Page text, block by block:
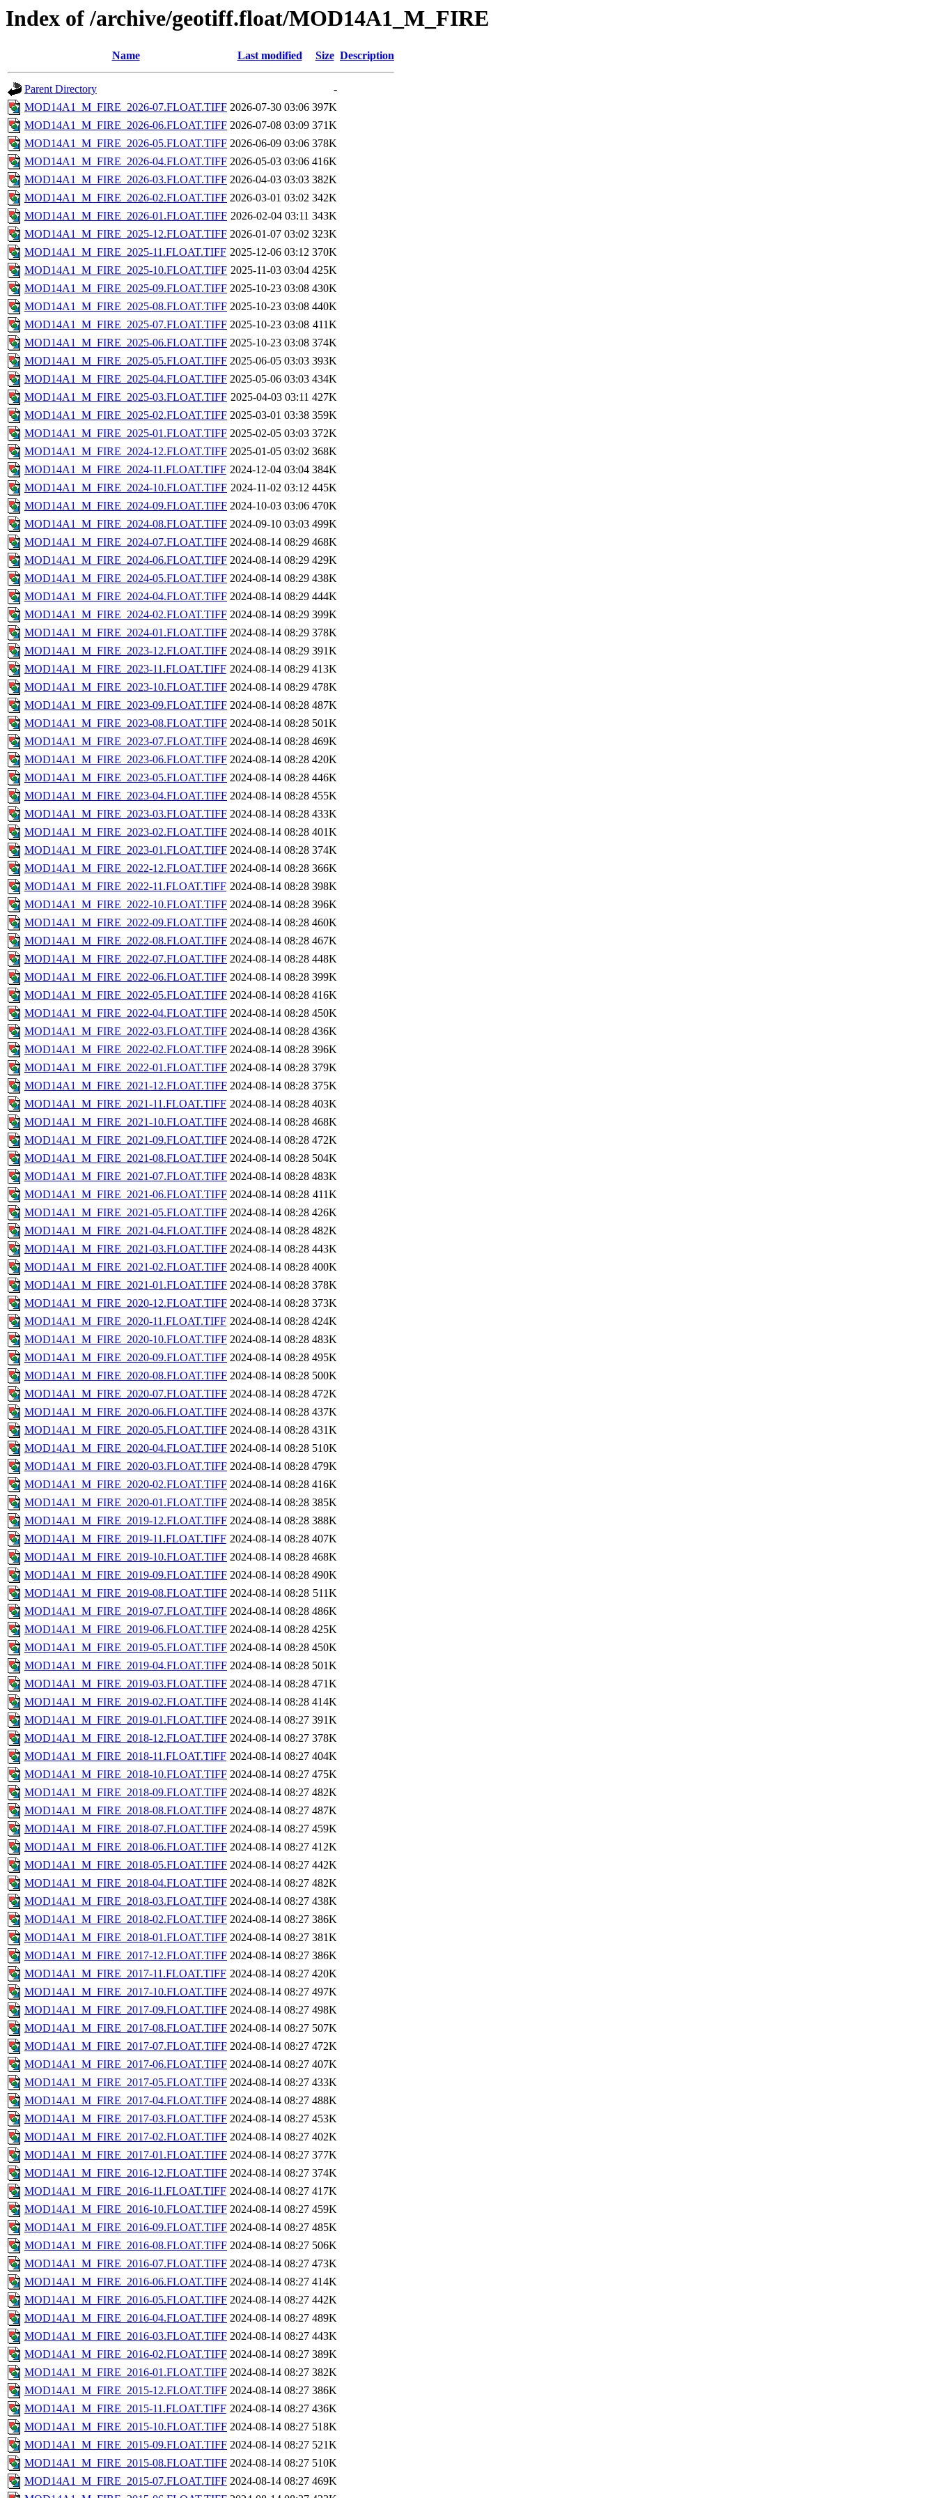
Index of /archive/geotiff.float/MOD14A1_M_FIRE
Name Last modified Size Description
Parent Directory
-
MOD14A1_M_FIRE_2026-07.FLOAT.TIFF 2026-07-30 03:06 397K
MOD14A1_M_FIRE_2026-06.FLOAT.TIFF 2026-07-08 03:09 371K
MOD14A1_M_FIRE_2026-05.FLOAT.TIFF 2026-06-09 03:06 378K
MOD14A1_M_FIRE_2026-04.FLOAT.TIFF 2026-05-03 03:06 416K
MOD14A1_M_FIRE_2026-03.FLOAT.TIFF 2026-04-03 03:03 382K
MOD14A1_M_FIRE_2026-02.FLOAT.TIFF 2026-03-01 03:02 342K
MOD14A1_M_FIRE_2026-01.FLOAT.TIFF 2026-02-04 03:11 343K
MOD14A1_M_FIRE_2025-12.FLOAT.TIFF 2026-01-07 03:02 323K
MOD14A1_M_FIRE_2025-11.FLOAT.TIFF 2025-12-06 03:12 370K
MOD14A1_M_FIRE_2025-10.FLOAT.TIFF 2025-11-03 03:04 425K
MOD14A1_M_FIRE_2025-09.FLOAT.TIFF 2025-10-23 03:08 430K
MOD14A1_M_FIRE_2025-08.FLOAT.TIFF 2025-10-23 03:08 440K
MOD14A1_M_FIRE_2025-07.FLOAT.TIFF 2025-10-23 03:08 411K
MOD14A1_M_FIRE_2025-06.FLOAT.TIFF 2025-10-23 03:08 374K
MOD14A1_M_FIRE_2025-05.FLOAT.TIFF 2025-06-05 03:03 393K
MOD14A1_M_FIRE_2025-04.FLOAT.TIFF 2025-05-06 03:03 434K
MOD14A1_M_FIRE_2025-03.FLOAT.TIFF 2025-04-03 03:11 427K
MOD14A1_M_FIRE_2025-02.FLOAT.TIFF 2025-03-01 03:38 359K
MOD14A1_M_FIRE_2025-01.FLOAT.TIFF 2025-02-05 03:03 372K
MOD14A1_M_FIRE_2024-12.FLOAT.TIFF 2025-01-05 03:02 368K
MOD14A1_M_FIRE_2024-11.FLOAT.TIFF 2024-12-04 03:04 384K
MOD14A1_M_FIRE_2024-10.FLOAT.TIFF 2024-11-02 03:12 445K
MOD14A1_M_FIRE_2024-09.FLOAT.TIFF 2024-10-03 03:06 470K
MOD14A1_M_FIRE_2024-08.FLOAT.TIFF 2024-09-10 03:03 499K
MOD14A1_M_FIRE_2024-07.FLOAT.TIFF 2024-08-14 08:29 468K
MOD14A1_M_FIRE_2024-06.FLOAT.TIFF 2024-08-14 08:29 429K
MOD14A1_M_FIRE_2024-05.FLOAT.TIFF 2024-08-14 08:29 438K
MOD14A1_M_FIRE_2024-04.FLOAT.TIFF 2024-08-14 08:29 444K
MOD14A1_M_FIRE_2024-02.FLOAT.TIFF 2024-08-14 08:29 399K
MOD14A1_M_FIRE_2024-01.FLOAT.TIFF 2024-08-14 08:29 378K
MOD14A1_M_FIRE_2023-12.FLOAT.TIFF 2024-08-14 08:29 391K
MOD14A1_M_FIRE_2023-11.FLOAT.TIFF 2024-08-14 08:29 413K
MOD14A1_M_FIRE_2023-10.FLOAT.TIFF 2024-08-14 08:29 478K
MOD14A1_M_FIRE_2023-09.FLOAT.TIFF 2024-08-14 08:28 487K
MOD14A1_M_FIRE_2023-08.FLOAT.TIFF 2024-08-14 08:28 501K
MOD14A1_M_FIRE_2023-07.FLOAT.TIFF 2024-08-14 08:28 469K
MOD14A1_M_FIRE_2023-06.FLOAT.TIFF 2024-08-14 08:28 420K
MOD14A1_M_FIRE_2023-05.FLOAT.TIFF 2024-08-14 08:28 446K
MOD14A1_M_FIRE_2023-04.FLOAT.TIFF 2024-08-14 08:28 455K
MOD14A1_M_FIRE_2023-03.FLOAT.TIFF 2024-08-14 08:28 433K
MOD14A1_M_FIRE_2023-02.FLOAT.TIFF 2024-08-14 08:28 401K
MOD14A1_M_FIRE_2023-01.FLOAT.TIFF 2024-08-14 08:28 374K
MOD14A1_M_FIRE_2022-12.FLOAT.TIFF 2024-08-14 08:28 366K
MOD14A1_M_FIRE_2022-11.FLOAT.TIFF 2024-08-14 08:28 398K
MOD14A1_M_FIRE_2022-10.FLOAT.TIFF 2024-08-14 08:28 396K
MOD14A1_M_FIRE_2022-09.FLOAT.TIFF 2024-08-14 08:28 460K
MOD14A1_M_FIRE_2022-08.FLOAT.TIFF 2024-08-14 08:28 467K
MOD14A1_M_FIRE_2022-07.FLOAT.TIFF 2024-08-14 08:28 448K
MOD14A1_M_FIRE_2022-06.FLOAT.TIFF 2024-08-14 08:28 399K
MOD14A1_M_FIRE_2022-05.FLOAT.TIFF 2024-08-14 08:28 416K
MOD14A1_M_FIRE_2022-04.FLOAT.TIFF 2024-08-14 08:28 450K
MOD14A1_M_FIRE_2022-03.FLOAT.TIFF 2024-08-14 08:28 436K
MOD14A1_M_FIRE_2022-02.FLOAT.TIFF 2024-08-14 08:28 396K
MOD14A1_M_FIRE_2022-01.FLOAT.TIFF 2024-08-14 08:28 379K
MOD14A1_M_FIRE_2021-12.FLOAT.TIFF 2024-08-14 08:28 375K
MOD14A1_M_FIRE_2021-11.FLOAT.TIFF 2024-08-14 08:28 403K
MOD14A1_M_FIRE_2021-10.FLOAT.TIFF 2024-08-14 08:28 468K
MOD14A1_M_FIRE_2021-09.FLOAT.TIFF 2024-08-14 08:28 472K
MOD14A1_M_FIRE_2021-08.FLOAT.TIFF 2024-08-14 08:28 504K
MOD14A1_M_FIRE_2021-07.FLOAT.TIFF 2024-08-14 08:28 483K
MOD14A1_M_FIRE_2021-06.FLOAT.TIFF 2024-08-14 08:28 411K
MOD14A1_M_FIRE_2021-05.FLOAT.TIFF 2024-08-14 08:28 426K
MOD14A1_M_FIRE_2021-04.FLOAT.TIFF 2024-08-14 08:28 482K
MOD14A1_M_FIRE_2021-03.FLOAT.TIFF 2024-08-14 08:28 443K
MOD14A1_M_FIRE_2021-02.FLOAT.TIFF 2024-08-14 08:28 400K
MOD14A1_M_FIRE_2021-01.FLOAT.TIFF 2024-08-14 08:28 378K
MOD14A1_M_FIRE_2020-12.FLOAT.TIFF 2024-08-14 08:28 373K
MOD14A1_M_FIRE_2020-11.FLOAT.TIFF 2024-08-14 08:28 424K
MOD14A1_M_FIRE_2020-10.FLOAT.TIFF 2024-08-14 08:28 483K
MOD14A1_M_FIRE_2020-09.FLOAT.TIFF 2024-08-14 08:28 495K
MOD14A1_M_FIRE_2020-08.FLOAT.TIFF 2024-08-14 08:28 500K
MOD14A1_M_FIRE_2020-07.FLOAT.TIFF 2024-08-14 08:28 472K
MOD14A1_M_FIRE_2020-06.FLOAT.TIFF 2024-08-14 08:28 437K
MOD14A1_M_FIRE_2020-05.FLOAT.TIFF 2024-08-14 08:28 431K
MOD14A1_M_FIRE_2020-04.FLOAT.TIFF 2024-08-14 08:28 510K
MOD14A1_M_FIRE_2020-03.FLOAT.TIFF 2024-08-14 08:28 479K
MOD14A1_M_FIRE_2020-02.FLOAT.TIFF 2024-08-14 08:28 416K
MOD14A1_M_FIRE_2020-01.FLOAT.TIFF 2024-08-14 08:28 385K
MOD14A1_M_FIRE_2019-12.FLOAT.TIFF 2024-08-14 08:28 388K
MOD14A1_M_FIRE_2019-11.FLOAT.TIFF 2024-08-14 08:28 407K
MOD14A1_M_FIRE_2019-10.FLOAT.TIFF 2024-08-14 08:28 468K
MOD14A1_M_FIRE_2019-09.FLOAT.TIFF 2024-08-14 08:28 490K
MOD14A1_M_FIRE_2019-08.FLOAT.TIFF 2024-08-14 08:28 511K
MOD14A1_M_FIRE_2019-07.FLOAT.TIFF 2024-08-14 08:28 486K
MOD14A1_M_FIRE_2019-06.FLOAT.TIFF 2024-08-14 08:28 425K
MOD14A1_M_FIRE_2019-05.FLOAT.TIFF 2024-08-14 08:28 450K
MOD14A1_M_FIRE_2019-04.FLOAT.TIFF 2024-08-14 08:28 501K
MOD14A1_M_FIRE_2019-03.FLOAT.TIFF 2024-08-14 08:28 471K
MOD14A1_M_FIRE_2019-02.FLOAT.TIFF 2024-08-14 08:28 414K
MOD14A1_M_FIRE_2019-01.FLOAT.TIFF 2024-08-14 08:27 391K
MOD14A1_M_FIRE_2018-12.FLOAT.TIFF 2024-08-14 08:27 378K
MOD14A1_M_FIRE_2018-11.FLOAT.TIFF 2024-08-14 08:27 404K
MOD14A1_M_FIRE_2018-10.FLOAT.TIFF 2024-08-14 08:27 475K
MOD14A1_M_FIRE_2018-09.FLOAT.TIFF 2024-08-14 08:27 482K
MOD14A1_M_FIRE_2018-08.FLOAT.TIFF 2024-08-14 08:27 487K
MOD14A1_M_FIRE_2018-07.FLOAT.TIFF 2024-08-14 08:27 459K
MOD14A1_M_FIRE_2018-06.FLOAT.TIFF 2024-08-14 08:27 412K
MOD14A1_M_FIRE_2018-05.FLOAT.TIFF 2024-08-14 08:27 442K
MOD14A1_M_FIRE_2018-04.FLOAT.TIFF 2024-08-14 08:27 482K
MOD14A1_M_FIRE_2018-03.FLOAT.TIFF 2024-08-14 08:27 438K
MOD14A1_M_FIRE_2018-02.FLOAT.TIFF 2024-08-14 08:27 386K
MOD14A1_M_FIRE_2018-01.FLOAT.TIFF 2024-08-14 08:27 381K
MOD14A1_M_FIRE_2017-12.FLOAT.TIFF 2024-08-14 08:27 386K
MOD14A1_M_FIRE_2017-11.FLOAT.TIFF 2024-08-14 08:27 420K
MOD14A1_M_FIRE_2017-10.FLOAT.TIFF 2024-08-14 08:27 497K
MOD14A1_M_FIRE_2017-09.FLOAT.TIFF 2024-08-14 08:27 498K
MOD14A1_M_FIRE_2017-08.FLOAT.TIFF 2024-08-14 08:27 507K
MOD14A1_M_FIRE_2017-07.FLOAT.TIFF 2024-08-14 08:27 472K
MOD14A1_M_FIRE_2017-06.FLOAT.TIFF 2024-08-14 08:27 407K
MOD14A1_M_FIRE_2017-05.FLOAT.TIFF 2024-08-14 08:27 433K
MOD14A1_M_FIRE_2017-04.FLOAT.TIFF 2024-08-14 08:27 488K
MOD14A1_M_FIRE_2017-03.FLOAT.TIFF 2024-08-14 08:27 453K
MOD14A1_M_FIRE_2017-02.FLOAT.TIFF 2024-08-14 08:27 402K
MOD14A1_M_FIRE_2017-01.FLOAT.TIFF 2024-08-14 08:27 377K
MOD14A1_M_FIRE_2016-12.FLOAT.TIFF 2024-08-14 08:27 374K
MOD14A1_M_FIRE_2016-11.FLOAT.TIFF 2024-08-14 08:27 417K
MOD14A1_M_FIRE_2016-10.FLOAT.TIFF 2024-08-14 08:27 459K
MOD14A1_M_FIRE_2016-09.FLOAT.TIFF 2024-08-14 08:27 485K
MOD14A1_M_FIRE_2016-08.FLOAT.TIFF 2024-08-14 08:27 506K
MOD14A1_M_FIRE_2016-07.FLOAT.TIFF 2024-08-14 08:27 473K
MOD14A1_M_FIRE_2016-06.FLOAT.TIFF 2024-08-14 08:27 414K
MOD14A1_M_FIRE_2016-05.FLOAT.TIFF 2024-08-14 08:27 442K
MOD14A1_M_FIRE_2016-04.FLOAT.TIFF 2024-08-14 08:27 489K
MOD14A1_M_FIRE_2016-03.FLOAT.TIFF 2024-08-14 08:27 443K
MOD14A1_M_FIRE_2016-02.FLOAT.TIFF 2024-08-14 08:27 389K
MOD14A1_M_FIRE_2016-01.FLOAT.TIFF 2024-08-14 08:27 382K
MOD14A1_M_FIRE_2015-12.FLOAT.TIFF 2024-08-14 08:27 386K
MOD14A1_M_FIRE_2015-11.FLOAT.TIFF 2024-08-14 08:27 436K
MOD14A1_M_FIRE_2015-10.FLOAT.TIFF 2024-08-14 08:27 518K
MOD14A1_M_FIRE_2015-09.FLOAT.TIFF 2024-08-14 08:27 521K
MOD14A1_M_FIRE_2015-08.FLOAT.TIFF 2024-08-14 08:27 510K
MOD14A1_M_FIRE_2015-07.FLOAT.TIFF 2024-08-14 08:27 469K